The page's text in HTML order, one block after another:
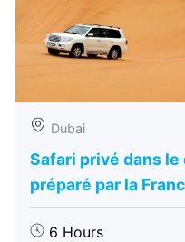
Dubai
Safari privé dans
préparé par la
6 Hours